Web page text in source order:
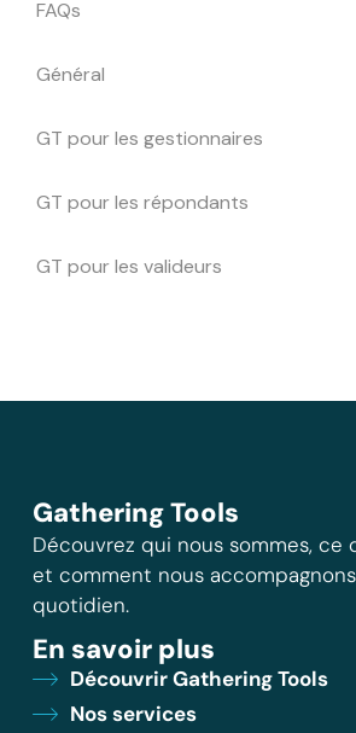
FAQs
Général
GT pour les gestionnaires
GT pour les répondants
GT pour les valideurs
Gathering Tools
Découvrez qui nous sommes, ce
et comment nous
quotidien.
En savoir plus
Découvrir Gathering Tools
Nos services